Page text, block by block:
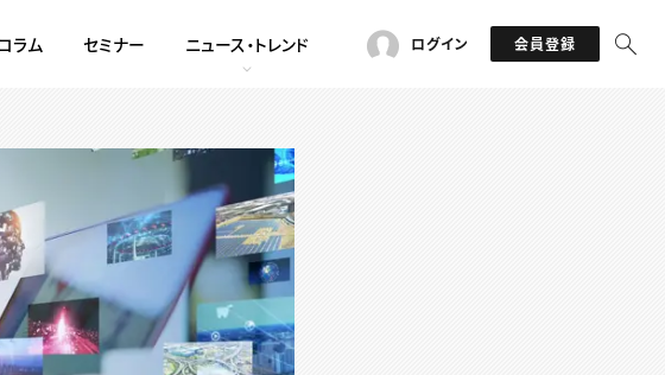
ラム セミナー ニュース・トレンド ログイン 会員登録